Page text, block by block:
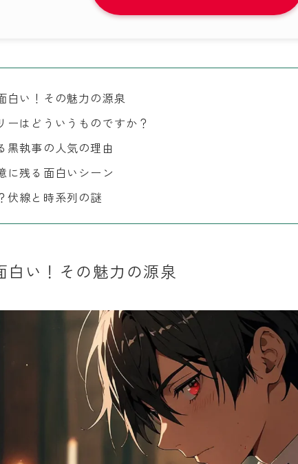
白い！その魅力の源泉
ーはどういうものですか？
黒執事の人気の理由
に残る面白いシーン
伏線と時系列の謎
白い！その魅力の源泉